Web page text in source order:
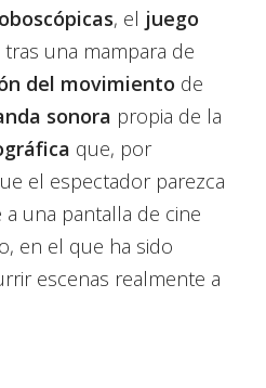
, el juego
tras una mampara de
del movimiento de
sonora propia de la
que, por
el espectador parezca
una pantalla de cine
en el que ha sido
escenas realmente a